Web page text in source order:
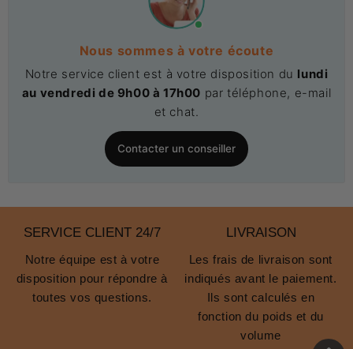
Nous sommes à votre écoute
Notre service client est à votre disposition du lundi
au vendredi de 9h00 à 17h00 par téléphone, e-mail
et chat.
Contacter un conseiller
SERVICE CLIENT 24/7
Notre équipe est à votre
disposition pour répondre à
toutes vos questions.
LIVRAISON
Les frais de livraison sont
indiqués avant le paiement.
Ils sont calculés en
fonction du poids et du
volume